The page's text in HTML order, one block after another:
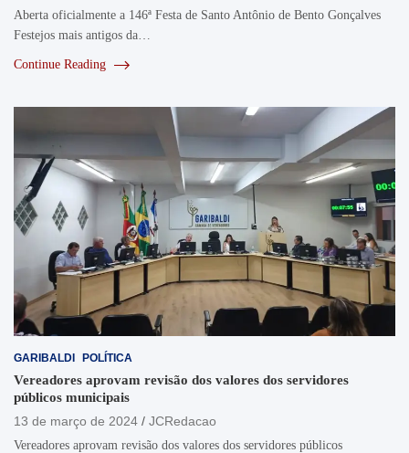
Aberta oficialmente a 146ª Festa de Santo Antônio de Bento Gonçalves
Festejos mais antigos da…
Continue Reading
GARIBALDI POLÍTICA
Vereadores aprovam revisão dos valores dos servidores
públicos municipais
13 de março de 2024
JCRedacao
Vereadores aprovam revisão dos valores dos servidores públicos